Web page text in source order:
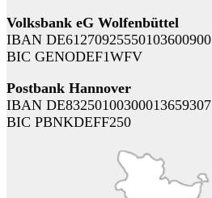
Volksbank eG Wolfenbüttel
IBAN DE61270925550103600900
BIC GENODEF1WFV
Postbank Hannover
IBAN DE83250100300013659307
BIC PBNKDEFF250